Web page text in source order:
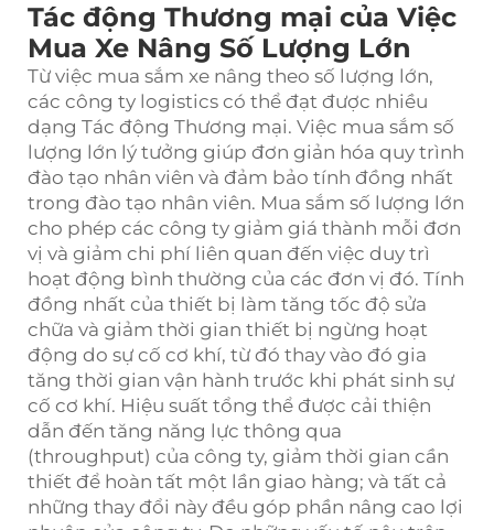
Tác động Thương mại của Việc
Mua Xe Nâng Số Lượng Lớn
Từ việc mua sắm xe nâng theo số lượng lớn,
các công ty logistics có thể đạt được nhiều
dạng Tác động Thương mại. Việc mua sắm số
lượng lớn lý tưởng giúp đơn giản hóa quy trình
đào tạo nhân viên và đảm bảo tính đồng nhất
trong đào tạo nhân viên. Mua sắm số lượng lớn
cho phép các công ty giảm giá thành mỗi đơn
vị và giảm chi phí liên quan đến việc duy trì
hoạt động bình thường của các đơn vị đó. Tính
đồng nhất của thiết bị làm tăng tốc độ sửa
chữa và giảm thời gian thiết bị ngừng hoạt
động do sự cố cơ khí, từ đó thay vào đó gia
tăng thời gian vận hành trước khi phát sinh sự
cố cơ khí. Hiệu suất tổng thể được cải thiện
dẫn đến tăng năng lực thông qua
(throughput) của công ty, giảm thời gian cần
thiết để hoàn tất một lần giao hàng; và tất cả
những thay đổi này đều góp phần nâng cao lợi